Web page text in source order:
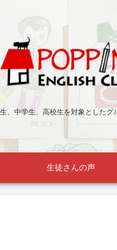
、中学生、高校生を対象としたグ
生徒さんの声